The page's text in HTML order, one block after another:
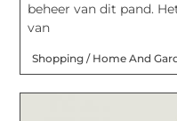
beheer van dit pand.
van
Shopping / Home And